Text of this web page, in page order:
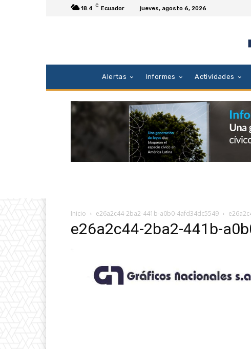
18.4 C Ecuador jueves, agosto 6, 2026
Alertas Informes Actividades
Inicio e26a2c44-2ba2-441b-a0b0-4afd34dc5549
e26a2c44-2ba2-441b-